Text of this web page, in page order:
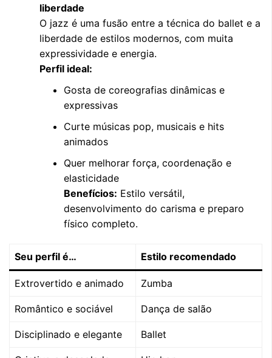
liberdade
O jazz é uma fusão entre a técnica do ballet e a
liberdade de estilos modernos, com muita
expressividade e energia.
Perfil ideal:
Gosta de coreografias dinâmicas e
expressivas
Curte músicas pop, musicais e hits
animados
Quer melhorar força, coordenação e
elasticidade
Benefícios: Estilo versátil,
desenvolvimento do carisma e preparo
físico completo.
Seu perfil é… Estilo recomendado
Extrovertido e animado Zumba
Romântico e sociável Dança de salão
Disciplinado e elegante Ballet